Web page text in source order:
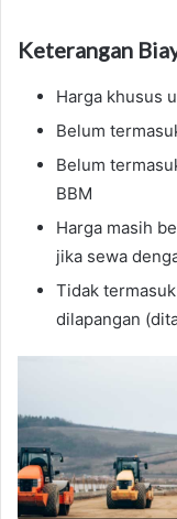
Keterangan
Harga khusus
Belum
Belum
BBM
Harga masih
jika sewa
Tidak
dilapangan